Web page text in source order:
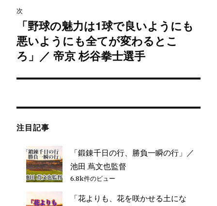
ゲ
ー
シ
稿:
次
次
の
投
「野球の魅力は1球で良いようにも
悪いようにも全てが変わるとこ
ろ」／ 帝京 杉谷拳士選手
注目記事
「鍛錬千日の行、勝負一瞬の行」／
池田 蔦文也監督
6.8k件のビュー
「花よりも、花を咲かせる土にな